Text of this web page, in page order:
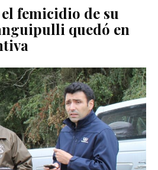
femicidio de su
quedó en